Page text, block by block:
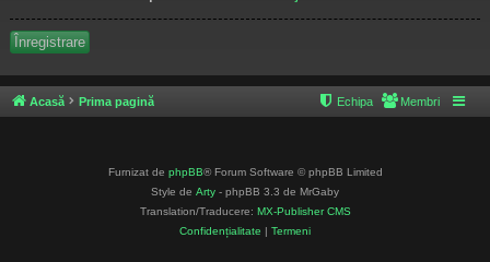
Înregistrare
Acasă Prima pagină Membri
Echipa
Furnizat de phpBB® Forum Software © phpBB Limited
Style de Arty - phpBB 3.3 de MrGaby
Translation/Traducere: MX-Publisher CMS
Confidențialitate | Termeni